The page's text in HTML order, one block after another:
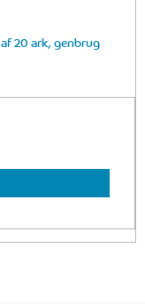
20 ark, genbrug